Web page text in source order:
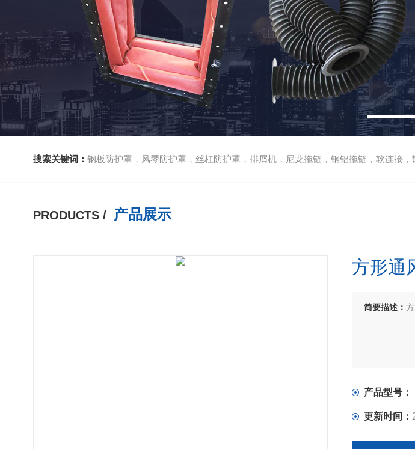
搜索关键词： 钢板防护罩，风琴防护罩，丝杠防护罩，排屑机，尼龙拖链，钢铝拖链，软连接，散装机伸
PRODUCTS / 产品展示
方形通
简要描述：
产品型号：
更新时间：